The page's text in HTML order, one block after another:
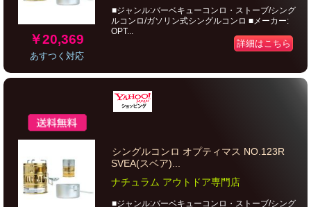
￥20,369
あすつく対応
■ジャンル:バーベキューコンロ・ストーブ/シング
ルコンロ/ガソリン式シングルコンロ ■メーカー:
OPT...
詳細はこちら
シングルコンロ オプティマス NO.123R
SVEA(スベア)...
ナチュラム アウトドア専門店
■ジャンル:バーベキューコンロ・ストーブ/シング